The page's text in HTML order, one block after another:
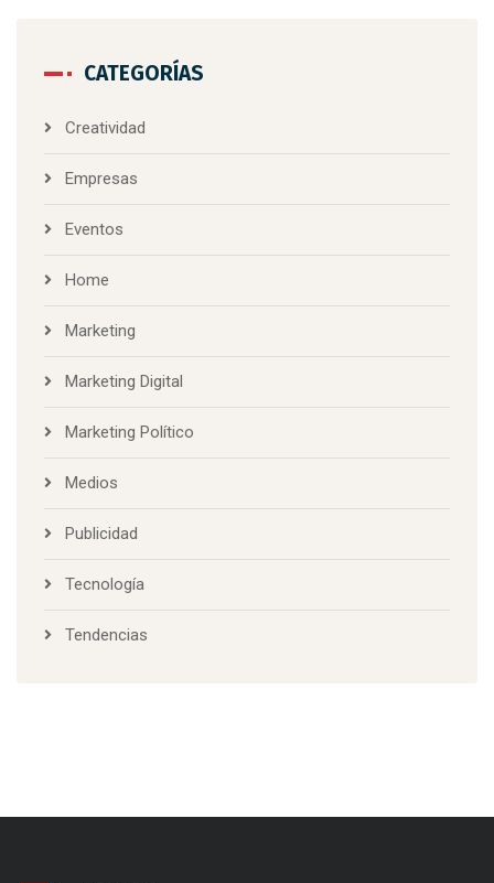
CATEGORÍAS
Creatividad
Empresas
Eventos
Home
Marketing
Marketing Digital
Marketing Político
Medios
Publicidad
Tecnología
Tendencias